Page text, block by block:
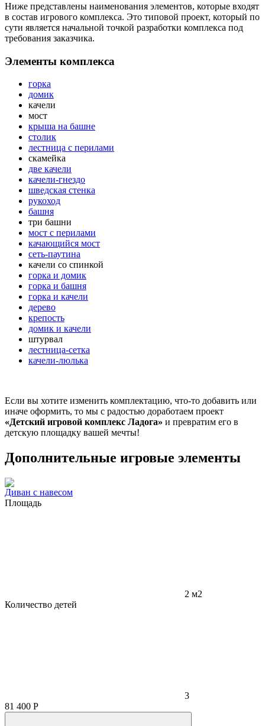
Ниже представлены наименования элементов, которые входят
в состав игрового комплекса. Это типовой проект, который по
сути является начальной точкой разработки комплекса под
требования заказчика.
Элементы комплекса
горка
домик
качели
мост
крыша на башне
столик
лестница с перилами
скамейка
две качели
качели-гнездо
шведская стенка
рукоход
башня
три башни
мост с перилами
качающийся мост
сеть-паутина
качели со спинкой
горка и домик
горка и башня
горка и качели
дерево
крепость
домик и качели
штурвал
лестница-сетка
качели-люлька
Если вы хотите изменить комплектацию, что-то добавить или
иначе оформить, то мы с радостью доработаем проект
«Детский игровой комплекс Ладога» и превратим его в
детскую площадку вашей мечты!
Дополнительные игровые элементы
Диван с навесом
Площадь
2 м2
Количество детей
3
81 400 Р